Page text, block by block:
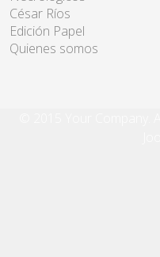
César Ríos
Edición Papel
Quienes somos